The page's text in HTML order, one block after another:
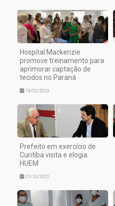
Hospital Mackenzie
promove treinamento para
aprimorar captação de
tecidos no Paraná
13/02/2023
Prefeito em exercício de
Curitiba visita e elogia
HUEM
21/10/2022